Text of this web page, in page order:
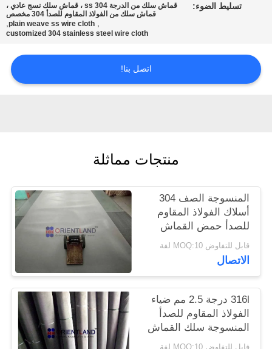
اطلب
PRIVACY
POLICY
تسليط الضوء:
قماش سلك من الدرجة 304 ss ، قماش سلك نسج عادي ،
قماش سلك من الفولاذ المقاوم للصدأ 304 مخصص
,
plain weave ss wire cloth
,
customized 304 stainless steel wire cloth
اتصل بنا!
منتجات مماثلة
المنسوجة الصف 304
أسلاك الفولاذ المقاوم
للصدأ حمض القماش
مقاومة
قابل للتفاوض MOQ:10 لفة
الاتصال
316l درجة 2.5 مم ضياء
الفولاذ المقاوم للصدأ
المنسوجة سلك القماش
200mesh
قابل للتفاوض MOQ:10 لفة